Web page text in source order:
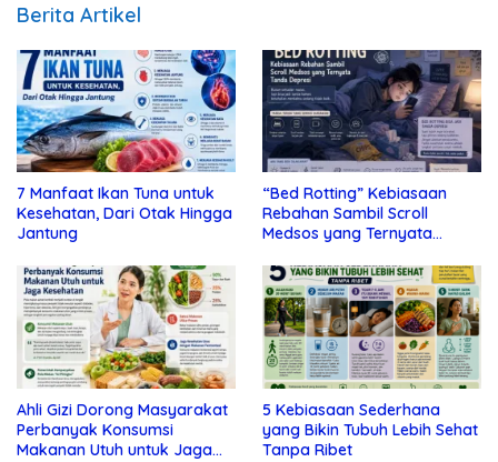
Berita Artikel
7 Manfaat Ikan Tuna untuk
Kesehatan, Dari Otak Hingga
Jantung
“Bed Rotting” Kebiasaan
Rebahan Sambil Scroll
Medsos yang Ternyata
Ahli Gizi Dorong Masyarakat
Perbanyak Konsumsi
Makanan Utuh untuk Jaga
5 Kebiasaan Sederhana
yang Bikin Tubuh Lebih Sehat
Tanpa Ribet